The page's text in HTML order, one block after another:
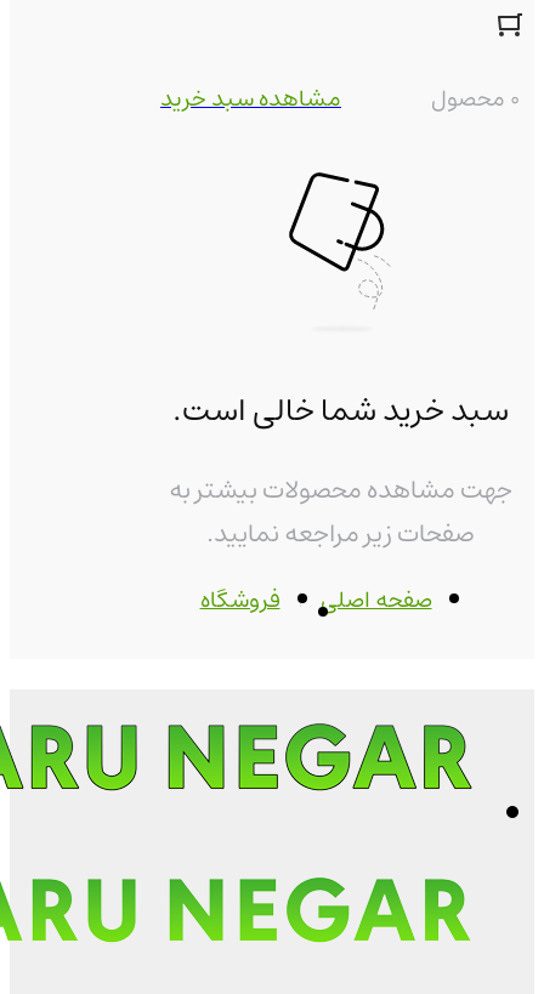
0 محصول مشاهده سبد خرید
سبد خرید شما خالی است.
جهت مشاهده محصولات بیشتر به
صفحات زیر مراجعه نمایید.
صفحه اصلی فروشگاه